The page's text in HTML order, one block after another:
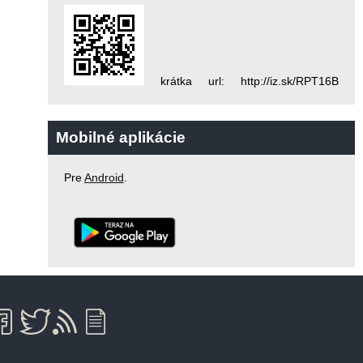
krátka url: http://iz.sk/RPT16B
Mobilné aplikácie
PreAndroid